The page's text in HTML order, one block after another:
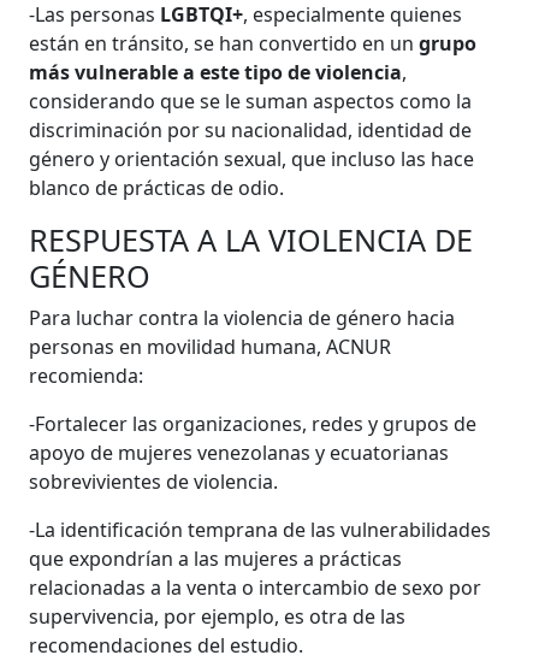
-Las personas LGBTQI+, especialmente quienes
están en tránsito, se han convertido en ungrupo
más vulnerable a este tipo de violencia,
considerando que se le suman aspectos como la
discriminación por su nacionalidad, identidad de
género y orientación sexual, que incluso las hace
blanco de prácticas de odio.
RESPUESTA A LA VIOLENCIA DE
GÉNERO
Para luchar contra la violencia de género hacia
personas en movilidad humana, ACNUR
recomienda:
-Fortalecer las organizaciones, redes y grupos de
apoyo de mujeres venezolanas y ecuatorianas
sobrevivientes de violencia.
-La identificación temprana de las vulnerabilidades
que expondrían a las mujeres a prácticas
relacionadas a la venta o intercambio de sexo por
supervivencia, por ejemplo, es otra de las
recomendaciones del estudio.